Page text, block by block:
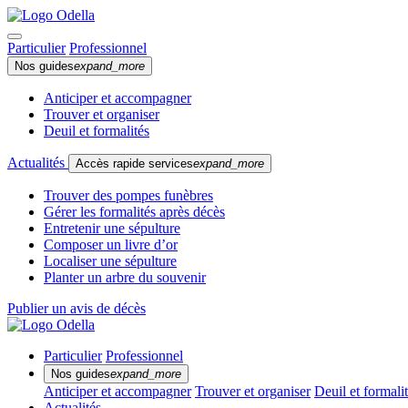
Particulier Professionnel
Nos guidesexpand_more
Anticiper et accompagner
Trouver et organiser
Deuil et formalités
Actualités Accès rapide servicesexpand_more
Trouver des pompes funèbres
Gérer les formalités après décès
Entretenir une sépulture
Composer un livre d’or
Localiser une sépulture
Planter un arbre du souvenir
Publier un avis de décès
Particulier Professionnel
Nos guidesexpand_more
Anticiper et accompagner Trouver et organiser Deuil et